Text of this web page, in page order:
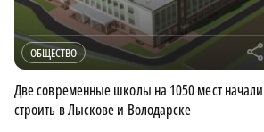
ОБЩЕСТВО r
Две современные школы на 1050 мест начали
строить в Лыскове и Володарске